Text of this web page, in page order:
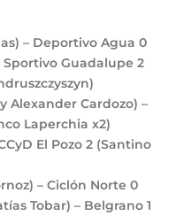
– Deportivo Agua 0
Sportivo Guadalupe 2
Alexander Cardozo) –
Laperchia x2)
El Pozo 2 (Santino
– Ciclón Norte 0
Tobar) – Belgrano 1